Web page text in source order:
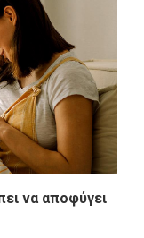
να αποφύγει